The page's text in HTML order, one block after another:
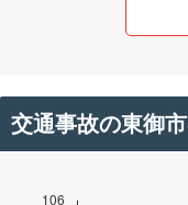
交通事故の東御